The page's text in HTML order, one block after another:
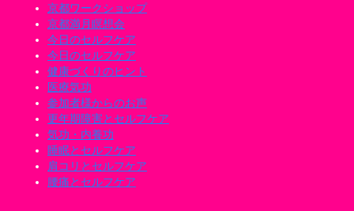
京都ワークショップ
京都満月瞑想会
今日のセルフケア
今日のセルフケア
健康づくりのヒント
医療気功
参加者様からのお声
更年期障害とセルフケア
気功・内養功
睡眠とセルフケア
肩コリとセルフケア
腰痛とセルフケア